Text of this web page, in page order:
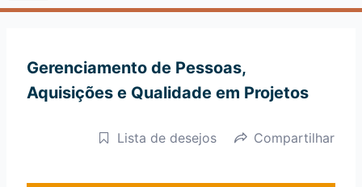
Gerenciamento de Pessoas,
Aquisições e Qualidade em Projetos
Lista de desejos Compartilhar